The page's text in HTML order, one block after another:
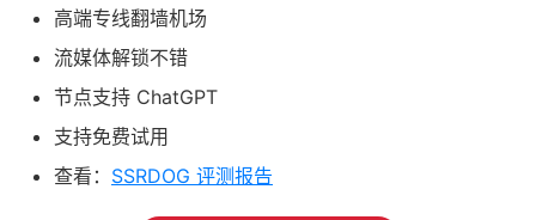
高端专线翻墙机场
流媒体解锁不错
节点支持 ChatGPT
支持免费试用
查看： SSRDOG 评测报告